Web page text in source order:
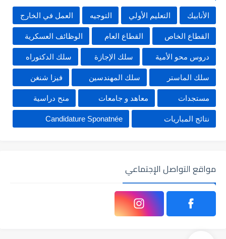
الأنابيك التعليم الأولي التوجيه العمل في الخارج
القطاع الخاص القطاع العام الوظائف العسكرية
دروس محو الأمية سلك الإجازة سلك الدكتوراه
سلك الماستر سلك المهندسين فيزا شنغن
مستجدات معاهد و جامعات منح دراسية
نتائج المباريات Candidature Sponatnée
مواقع التواصل الإجتماعي